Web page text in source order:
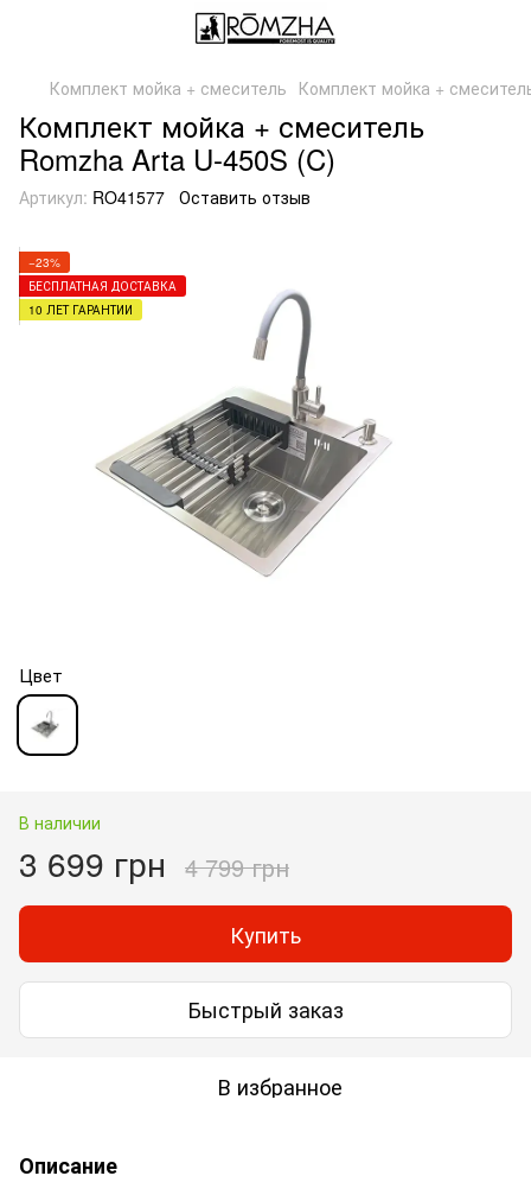
Комплект мойка + смеситель Комплект мойка +
Комплект мойка + смеситель
Romzha Arta U-450S (C)
Артикул: RO41577 Оставить отзыв
−23%
БЕСПЛАТНАЯ ДОСТАВКА
10 ЛЕТ ГАРАНТИИ
Цвет
В наличии
3 699 грн 4 799 грн
Купить
Быстрый заказ
В избранное
Описание